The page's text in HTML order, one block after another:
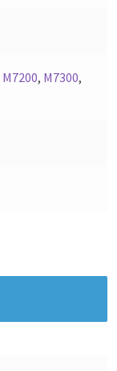
M7200, M7300,